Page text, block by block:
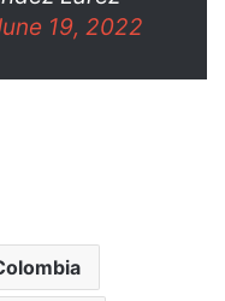
19, 2022